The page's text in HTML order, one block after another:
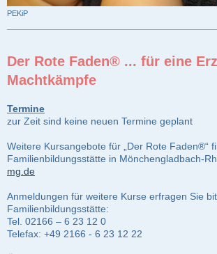
PEKiP
Der Rote Faden® ... für eine
Machtkämpfe
Termine
zur Zeit sind keine neuen Termine geplant
Weitere Kursangebote für „Der Rote Faden®“
Familienbildungsstätte in Mönchengladbach-
mg.de
Anmeldungen für weitere Kurse erfragen Sie
Familienbildungsstätte:
Tel. 02166 – 6 23 12 0
Telefax: +49 2166 - 6 23 12 22